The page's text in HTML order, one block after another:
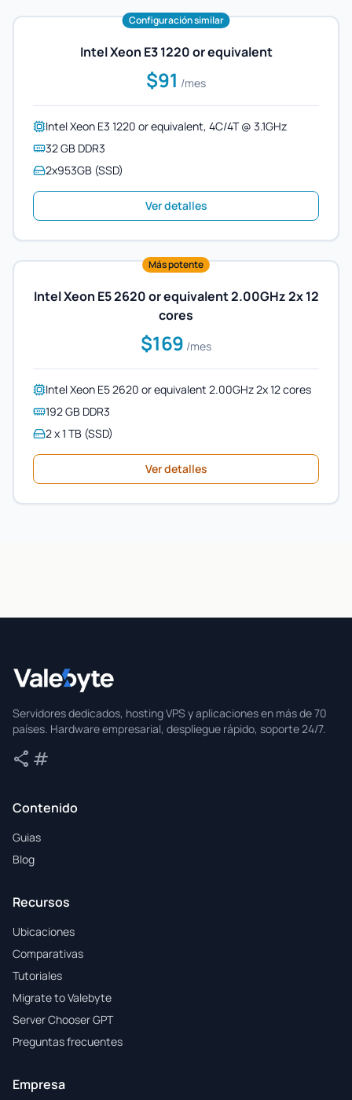
Configuración similar
Intel Xeon E3 1220 or equivalent
$91 /mes
Intel Xeon E3 1220 or equivalent, 4C/4T @ 3.1GHz
32 GB DDR3
2x953GB (SSD)
Ver detalles
Más potente
Intel Xeon E5 2620 or equivalent 2.00GHz 2x 12
cores
$169 /mes
Intel Xeon E5 2620 or equivalent 2.00GHz 2x 12 cores
192 GB DDR3
2 x 1 TB (SSD)
Ver detalles
Servidores dedicados, hosting VPS y aplicaciones en más de 70
países. Hardware empresarial, despliegue rápido, soporte 24/7.
share Compartir
tag
Contenido
Guias
Blog
Recursos
Ubicaciones
Comparativas
Tutoriales
Migrate to Valebyte
Server Chooser GPT
Preguntas frecuentes
Empresa